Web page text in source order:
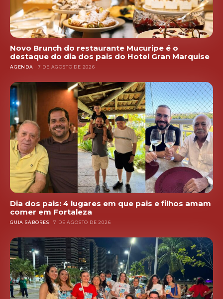
Novo Brunch do restaurante Mucuripe é o
destaque do dia dos pais do Hotel Gran Marquise
AGENDA 7 DE AGOSTO DE 2026
Dia dos pais: 4 lugares em que pais e filhos amam
comer em Fortaleza
GUIA SABORES 7 DE AGOSTO DE 2026